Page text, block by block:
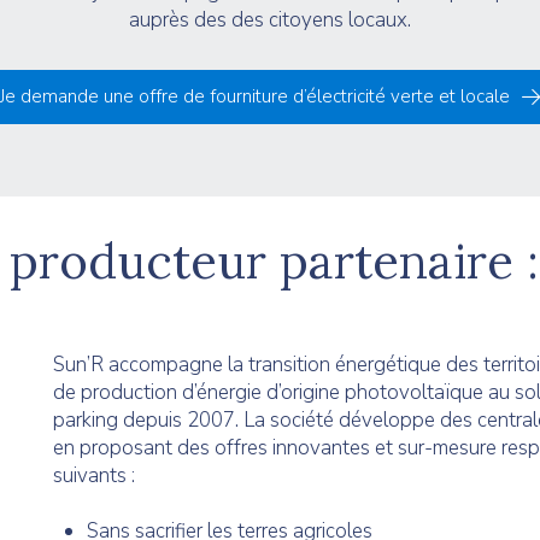
auprès des des citoyens locaux.
Je demande une offre de fourniture d’électricité verte et locale
partenaire :
Sun’R accompagne la transition énergétique des
de production d’énergie d’origine photovoltaïque au
parking depuis 2007. La société développe des
en proposant des offres innovantes et sur-mesure
suivants :
Sans sacrifier les terres agricoles